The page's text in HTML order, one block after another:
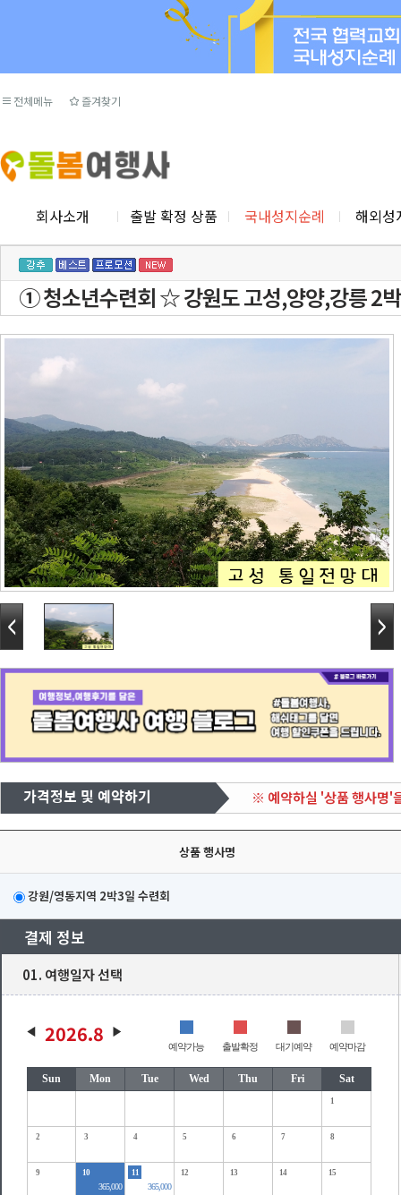
전체메뉴 즐겨찾기
회사소개 출발 확정 상품 국내성지순례 해외성
① 청소년수련회 ☆ 강원도 고성,양양,강릉 2
가격정보 및 예약하기 ※ 예약하실 '상품 행사명'
상품 행사명
강원/영동지역 2박3일 수련회
결제 정보
01. 여행일자 선택
2026.8 예약가능 출발확정 대기예약 예약마감
Sun Mon Tue Wed Thu Fri Sat
1
2 3 4 5 6 7 8
9 10
365,000
11
365,000
12 13 14 15